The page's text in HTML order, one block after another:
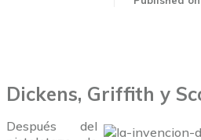
Dickens, Griffith y
Después del